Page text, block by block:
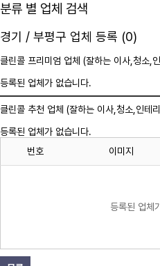
분류 별 업체 검색
경기 / 부평구 업체 등록 (0)
클린콜 프리미엄 업체 (잘하는 이사, 청소 ,
등록된 업체가 없습니다.
클린콜 추천 업체 (잘하는 이사, 청소 ,인테
등록된 업체가 없습니다.
번호
이미지
등록된 업체